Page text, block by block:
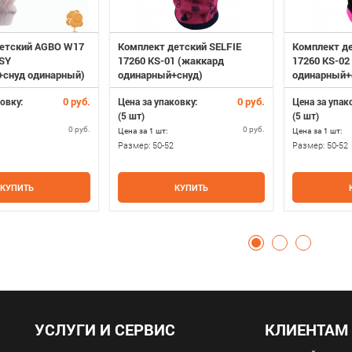
AGBO W17
одинарный)
0 руб.
0 руб.
КУПИТЬ
Комплект детский SELFIE
17260 KS-01 (жаккард
одинарный+снуд)
Цена за упаковку: 0 руб.
(5 шт)
Цена за 1 шт: 0 руб.
Размер: 50-52
КУПИТЬ
Комплект
17260 KS-
Цена за
(5 шт)
Цена за 1 шт:
Размер: 50-52
УСЛУГИ И СЕРВИС КЛИЕНТАМ